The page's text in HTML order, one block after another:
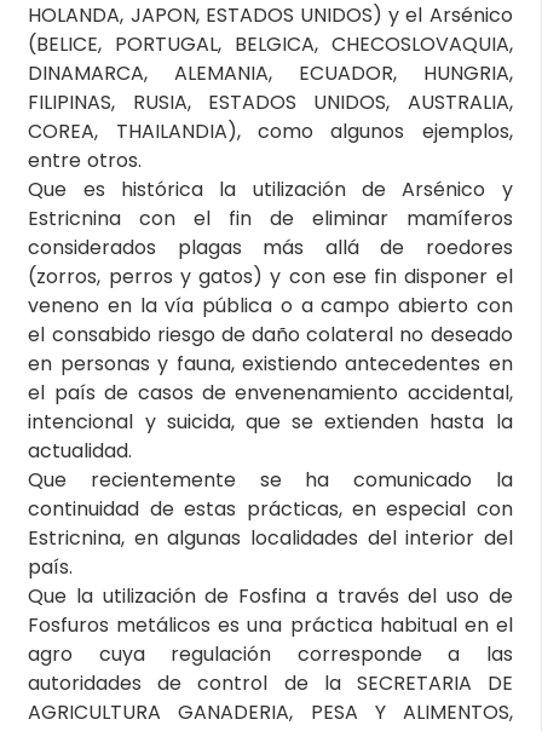
HOLANDA, JAPON, ESTADOS UNIDOS) y el Arsénico
(BELICE, PORTUGAL, BELGICA, CHECOSLOVAQUIA,
DINAMARCA, ALEMANIA, ECUADOR, HUNGRIA,
FILIPINAS, RUSIA, ESTADOS UNIDOS, AUSTRALIA,
COREA, THAILANDIA), como algunos ejemplos,
entre otros.
Que es histórica la utilización de Arsénico y
Estricnina con el fin de eliminar mamíferos
considerados plagas más allá de roedores
(zorros, perros y gatos) y con ese fin disponer el
veneno en la vía pública o a campo abierto con
el consabido riesgo de daño colateral no deseado
en personas y fauna, existiendo antecedentes en
el país de casos de envenenamiento accidental,
intencional y suicida, que se extienden hasta la
actualidad.
Que recientemente se ha comunicado la
continuidad de estas prácticas, en especial con
Estricnina, en algunas localidades del interior del
país.
Que la utilización de Fosfina a través del uso de
Fosfuros metálicos es una práctica habitual en el
agro cuya regulación corresponde a las
autoridades de control de la SECRETARIA DE
AGRICULTURA GANADERIA, PESA Y ALIMENTOS,